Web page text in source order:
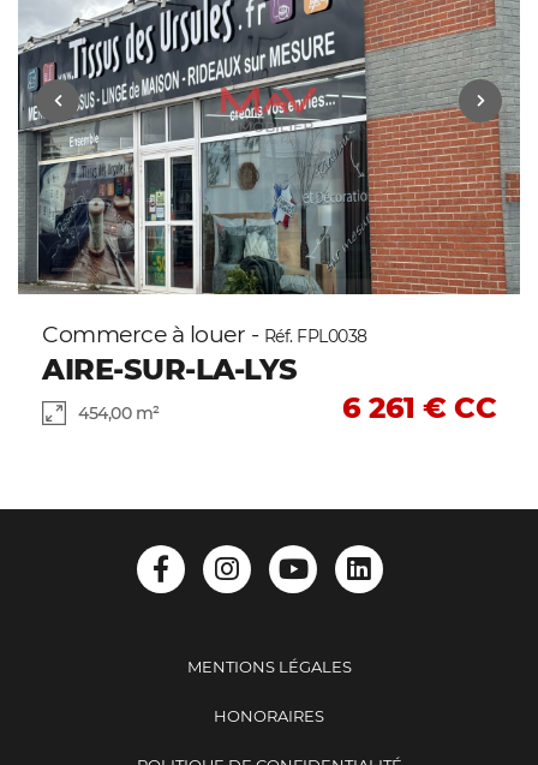
Commerce à louer - Réf. FPL0038
AIRE-SUR-LA-LYS
454,00 m² 6 261 € CC
MENTIONS LÉGALES
HONORAIRES